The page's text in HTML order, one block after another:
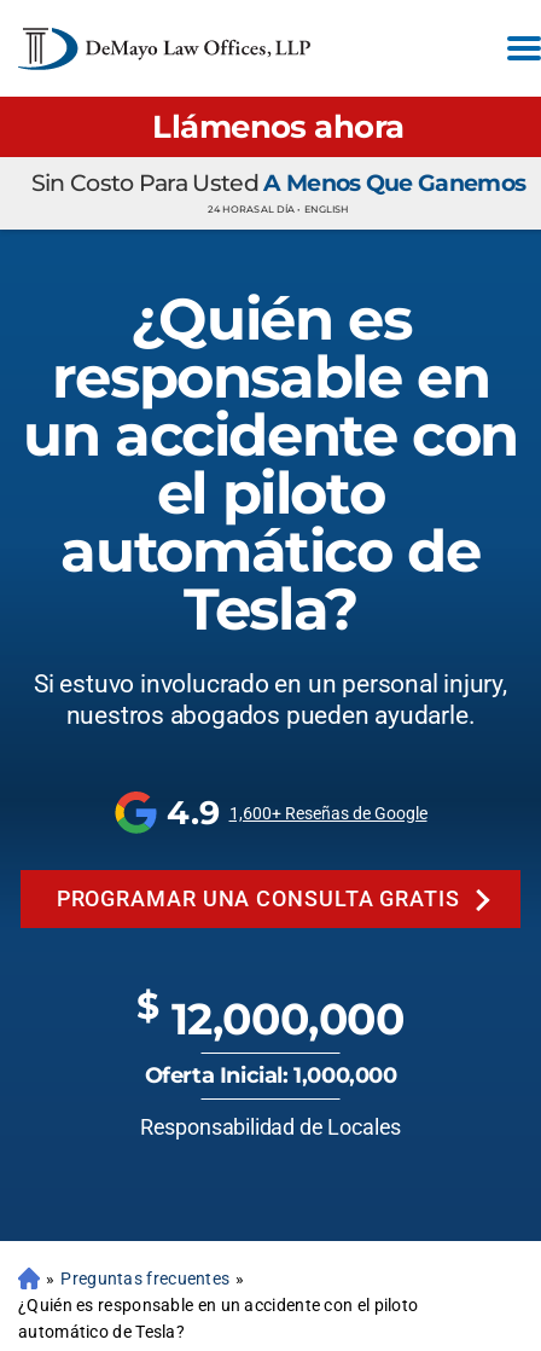
Llámenos ahora
Sin Costo Para UstedA Menos Que Ganemos
24 HORAS AL DÍA • ENGLISH
¿Quién es
responsable en
un accidente con
el piloto
automático de
Tesla?
Si estuvo involucrado en un personal injury,
nuestros abogados pueden ayudarle.
4.9 1,600+ Reseñas de Google
PROGRAMAR UNA CONSULTA GRATIS
$ 12,000,000
Oferta Inicial: 1,000,000
Responsabilidad de Locales
» Preguntas frecuentes »
¿Quién es responsable en un accidente con el piloto
automático de Tesla?